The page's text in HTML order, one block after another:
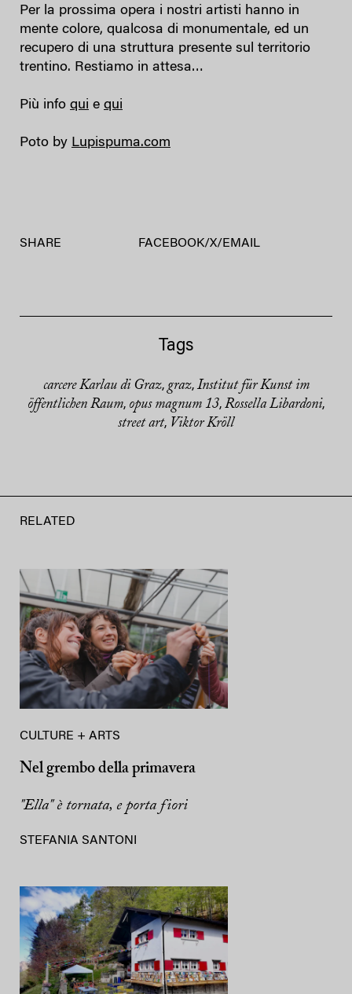
Per la prossima opera i nostri artisti hanno in
mente colore, qualcosa di monumentale, ed un
recupero di una struttura presente sul territorio
trentino. Restiamo in attesa…
Più info qui e qui
Poto by Lupispuma.com
SHARE FACEBOOK/X/ EMAIL
Tags
carcere Karlau di Graz, graz, Institut für Kunst im
öffentlichen Raum, opus magnum 13, Rossella Libardoni,
street art, Viktor Kröll
RELATED
CULTURE + ARTS
Nel grembo della primavera
"Ella" è tornata, e porta fiori
STEFANIA SANTONI